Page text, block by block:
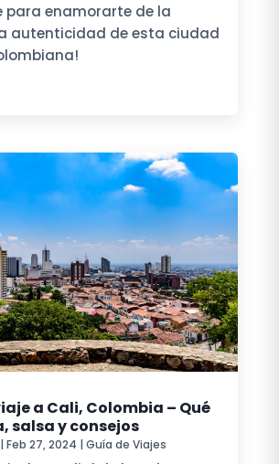
para enamorarte de la
autenticidad de esta ciudad
a Cali, Colombia – Qué
salsa y consejos
| Feb 27, 2024 | Guía de Viajes